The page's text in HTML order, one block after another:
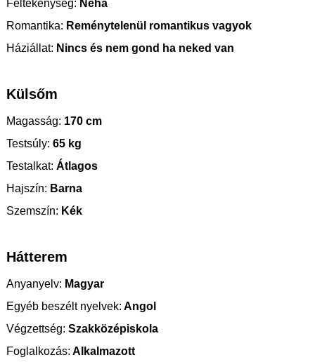
Féltékenység: Néha
Romantika: Reménytelenül romantikus vagyok
Háziállat: Nincs és nem gond ha neked van
Külsőm
Magasság: 170 cm
Testsúly: 65 kg
Testalkat: Átlagos
Hajszín: Barna
Szemszín: Kék
Hátterem
Anyanyelv: Magyar
Egyéb beszélt nyelvek: Angol
Végzettség: Szakközépiskola
Foglalkozás: Alkalmazott